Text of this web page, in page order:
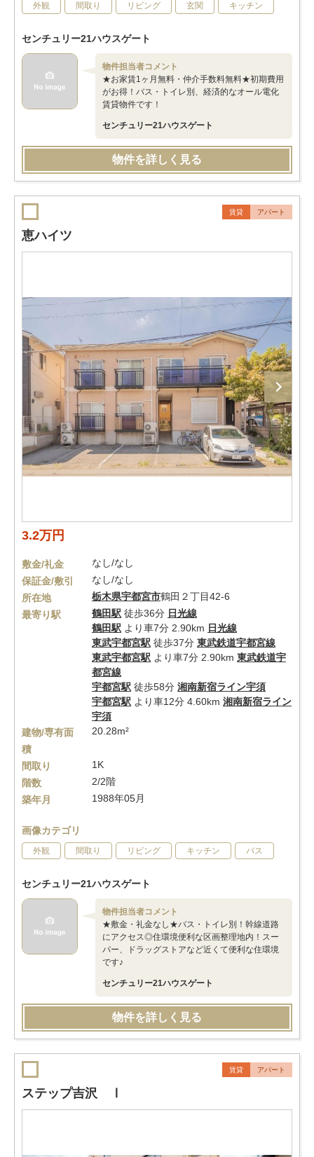
外観 間取り リビング 玄関 キッチン
センチュリー21ハウスゲート
物件担当者コメント
★お家賃1ヶ月無料・仲介手数料無料★初期費用
がお得！バス・トイレ別、経済的なオール電化
賃貸物件です！
センチュリー21ハウスゲート
物件を詳しく見る
賃貸 アパート
恵ハイツ
3.2万円
敷金/礼金
なし/なし
保証金/敷引
なし/なし
所在地
栃木県宇都宮市鶴田２丁目42-6
最寄り駅
鶴田駅 徒歩36分 日光線
鶴田駅 より車7分 2.90km 日光線
東武宇都宮駅 徒歩37分 東武鉄道宇都宮線
東武宇都宮駅 より車7分 2.90km 東武鉄道宇
都宮線
宇都宮駅 徒歩58分 湘南新宿ライン宇須
宇都宮駅 より車12分 4.60km 湘南新宿ライン
宇須
建物/専有面
積
20.28m²
間取り
1K
階数
2/2階
築年月
1988年05月
画像カテゴリ
外観 間取り リビング キッチン バス
センチュリー21ハウスゲート
物件担当者コメント
★敷金・礼金なし★バス・トイレ別！幹線道路
にアクセス◎住環境便利な区画整理地内！スー
パー、ドラッグストアなど近くて便利な住環境
です♪
センチュリー21ハウスゲート
物件を詳しく見る
賃貸 アパート
ステップ吉沢 Ⅰ